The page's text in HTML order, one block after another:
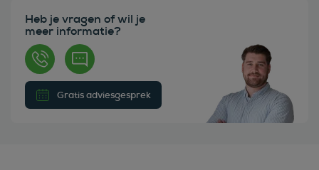
Heb je vragen of wil je
meer informatie?
Gratis adviesgesprek